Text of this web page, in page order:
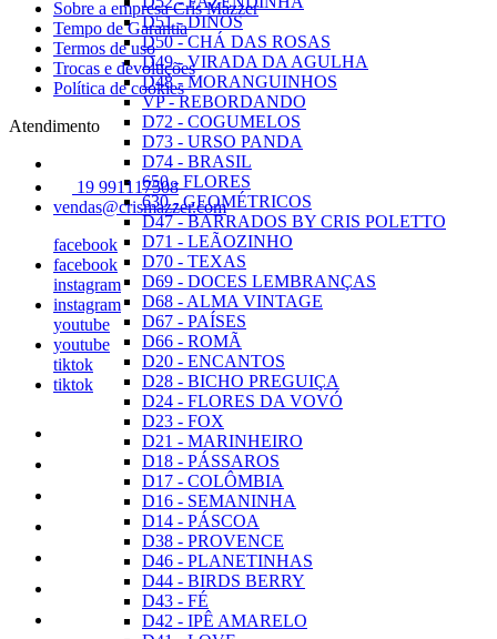
D51 - DINOS
D50 - CHÁ DAS ROSAS
D49 - VIRADA DA AGULHA
D48 - MORANGUINHOS
VP - REBORDANDO
D72 - COGUMELOS
D73 - URSO PANDA
D74 - BRASIL
650 - FLORES
630 - GEOMÉTRICOS
D47 - BARRADOS BY CRIS POLETTO
D71 - LEÃOZINHO
D70 - TEXAS
D69 - DOCES LEMBRANÇAS
D68 - ALMA VINTAGE
D67 - PAÍSES
D66 - ROMÃ
D20 - ENCANTOS
D28 - BICHO PREGUIÇA
D24 - FLORES DA VOVÓ
D23 - FOX
D21 - MARINHEIRO
D18 - PÁSSAROS
D17 - COLÔMBIA
D16 - SEMANINHA
D14 - PÁSCOA
D38 - PROVENCE
D46 - PLANETINHAS
D44 - BIRDS BERRY
D43 - FÉ
D42 - IPÊ AMARELO
Sobre a empresa Cris Mazzer
Tempo de Garantia
Termos de uso
Trocas e devoluções
Política de cookies
Atendimento
19 991117508
vendas@crismazzer.com
facebook
facebook
instagram
instagram
youtube
youtube
tiktok
tiktok